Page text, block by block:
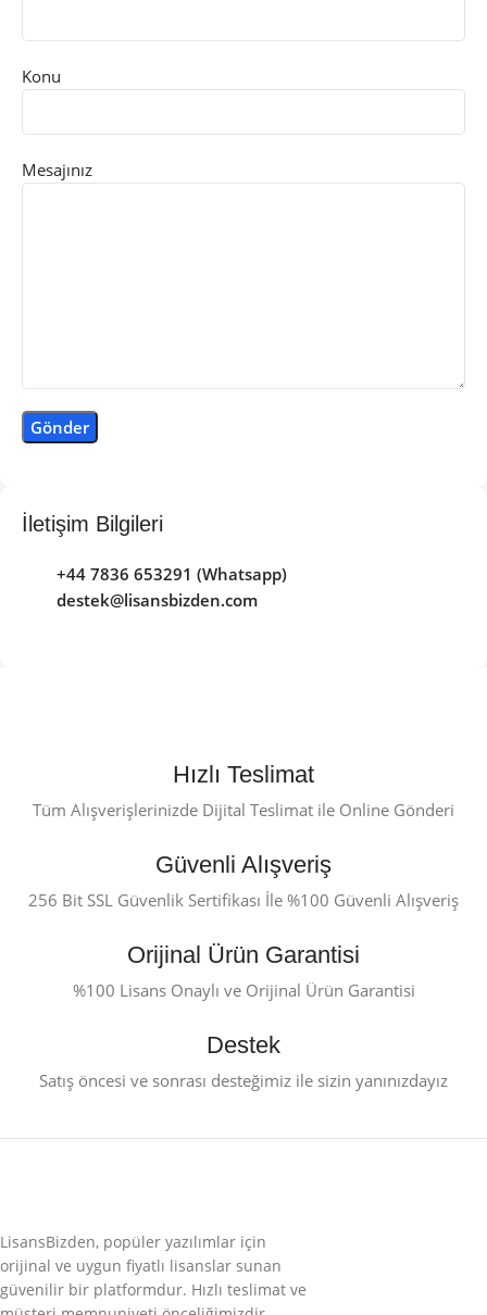
Konu
Mesajınız
İletişim Bilgileri
+44 7836 653291 (Whatsapp)
destek@lisansbizden.com
Hızlı Teslimat
Tüm Alışverişlerinizde Dijital Teslimat ile Online Gönderi
Güvenli Alışveriş
256 Bit SSL Güvenlik Sertifikası İle %100 Güvenli Alışveriş
Orijinal Ürün Garantisi
%100 Lisans Onaylı ve Orijinal Ürün Garantisi
Destek
Satış öncesi ve sonrası desteğimiz ile sizin yanınızdayız
LisansBizden, popüler yazılımlar için
orijinal ve uygun fiyatlı lisanslar sunan
güvenilir bir platformdur. Hızlı teslimat ve